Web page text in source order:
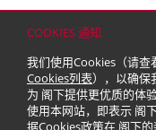
COOKIES 通知
我们使用Cookies（请查
Cookies列表），以确保
为 阁下提供更优质的体
使用本网站，即表示 阁
据Cookies政策在 阁下
© 2026 嘉里建设有限公司 (于